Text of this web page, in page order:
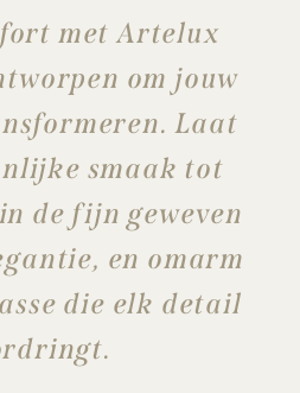
met Artelux
om jouw
Laat
smaak tot
de fijn geweven
en omarm
die elk detail